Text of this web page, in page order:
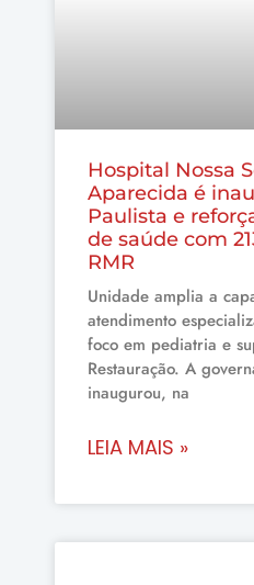
Hospital Nossa
Aparecida é
Paulista e
de saúde com
RMR
Unidade amplia a
atendimento
foco em pediatria e
Restauração. A
inaugurou, na
LEIA MAIS »